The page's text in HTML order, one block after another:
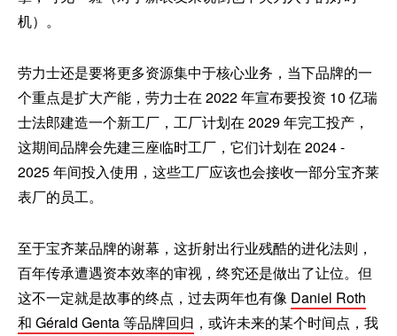
机）。
劳力士还是要将更多资源集中于核心业务，当下品牌的一
个重点是扩大产能，劳力士在 2022 年宣布要投资 10 亿瑞
士法郎建造一个新工厂，工厂计划在 2029 年完工投产，
这期间品牌会先建三座临时工厂，它们计划在 2024 -
2025 年间投入使用，这些工厂应该也会接收一部分宝齐莱
表厂的员工。
至于宝齐莱品牌的谢幕，这折射出行业残酷的进化法则，
百年传承遭遇资本效率的审视，终究还是做出了让位。但
这不一定就是故事的终点，过去两年也有像 Daniel Roth
和 Gérald Genta 等品牌回归 ，或许未来的某个时间点，我